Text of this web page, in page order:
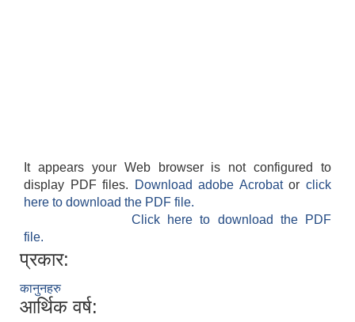
It appears your Web browser is not configured to
display PDF files.
Download adobe Acrobatorclick
here to download the PDF file.
Click here to download the PDF
file.
प्रकार:
कानुनहरु
आर्थिक वर्ष: